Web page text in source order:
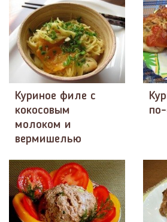
Куриное филе с
кокосовым
молоком и
вермишелью